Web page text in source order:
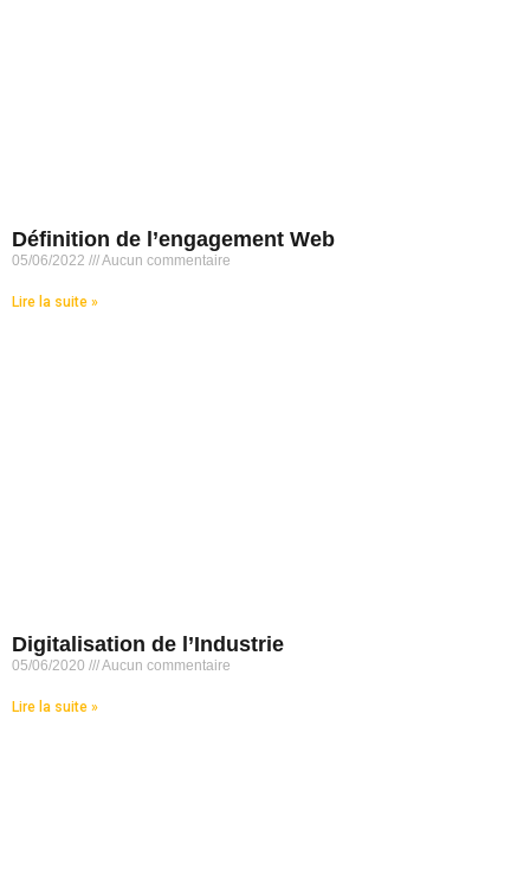
Définition de l’engagement Web
05/06/2022 Aucun commentaire
Lire la suite »
Digitalisation de l’Industrie
05/06/2020 Aucun commentaire
Lire la suite »